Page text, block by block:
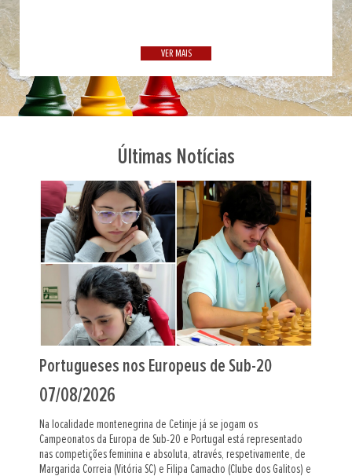
VER MAIS
Últimas Notícias
Indiano Al Muthaiah foi o “farol” em Leça
06/08/2026
O mestre internacional indiano Al Muthaiah (Assembleia Figueirense)
foi o grande vencedor do Leça Chess Open, a primeira prova do
circuito Portugal Chess Tour de 2026/27. Num torneio
supercompetitivo e equilibrado nos primeiros tabuleiros, Al